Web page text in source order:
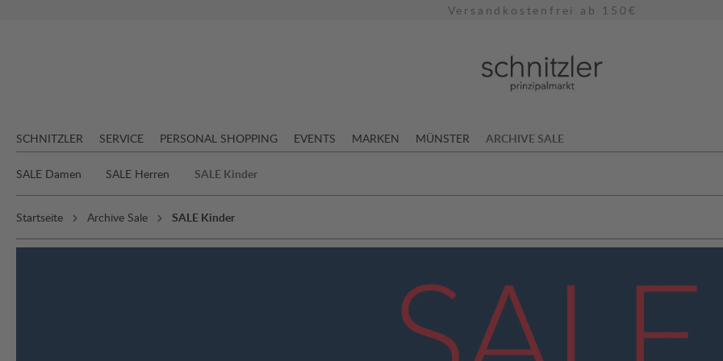
Versandkostenfrei ab 150€
SCHNITZLER SERVICE PERSONAL SHOPPING EVENTS MARKEN MÜNSTER ARCHIVE SALE
SALE Damen SALE Herren SALE Kinder
Startseite Archive Sale SALE Kinder